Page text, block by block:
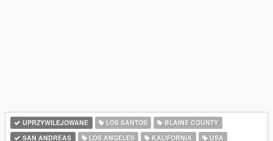
UPRZYWILEJOWANE LOS SANTOS
BLAINE COUNTY
SAN ANDREAS
LOS ANGELES KALIFORNIA
USA